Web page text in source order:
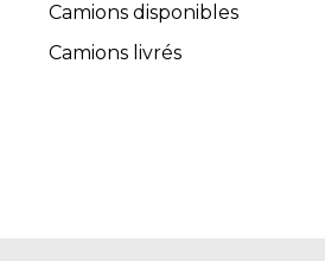
Camions disponibles
Camions livrés